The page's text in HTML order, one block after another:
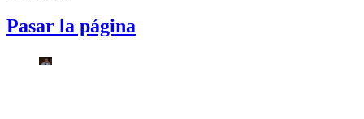
Pasar la página